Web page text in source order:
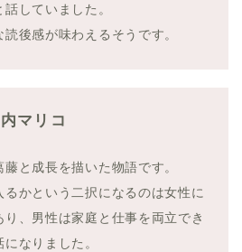
していました。
後感が味わえるそうです。
マリコ
と成長を描いた物語です。
かという二択になるのは女性に
、男性は家庭と仕事を両立でき
なりました。